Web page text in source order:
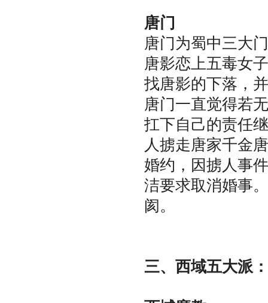
唐门
唐门为蜀中三大
唐影恋上五毒女
找唐影的下落，
唐门一直觉得若
扛下自己的责任
人掳走唐家千金
婚约，因掳人事
洁要求取消婚事
阂。
三、西域五大派：